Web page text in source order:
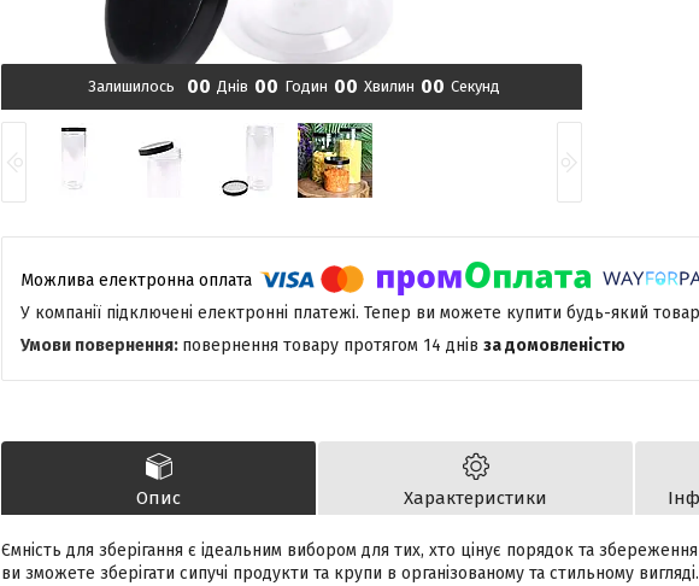
Залишилось 00 Днів 00 Годин 00 Хвилин 00 Секунд
У компанії підключені електронні платежі. Тепер ви можете купити будь-який
повернення товару протягом 14 днів за домовленістю
Опис Характеристики
Ємність для зберігання є ідеальним вибором для тих, хто цінує порядок та збереження
ви зможете зберігати сипучі продукти та крупи в організованому та стильному вигляді.